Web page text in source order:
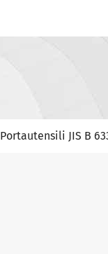
DIN 69893 (ISO
DIN69893
Portautensili JIS B